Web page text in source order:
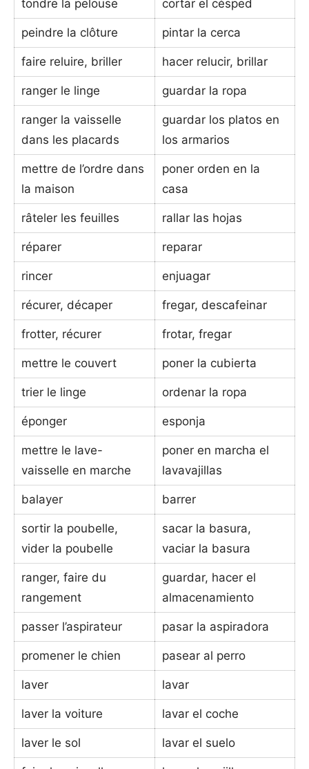
tondre la pelouse cortar el césped
peindre la clôture pintar la cerca
faire reluire, briller hacer relucir, brillar
ranger le linge guardar la ropa
ranger la vaisselle
dans les placards
guardar los platos en
los armarios
mettre de l’ordre dans
la maison
poner orden en la
casa
râteler les feuilles rallar las hojas
réparer reparar
rincer enjuagar
récurer, décaper fregar, descafeinar
frotter, récurer frotar, fregar
mettre le couvert poner la cubierta
trier le linge ordenar la ropa
éponger esponja
mettre le lave-
vaisselle en marche
poner en marcha el
lavavajillas
balayer barrer
sortir la poubelle,
vider la poubelle
sacar la basura,
vaciar la basura
ranger, faire du
rangement
guardar, hacer el
almacenamiento
passer l’aspirateur pasar la aspiradora
promener le chien pasear al perro
laver lavar
laver la voiture lavar el coche
laver le sol lavar el suelo